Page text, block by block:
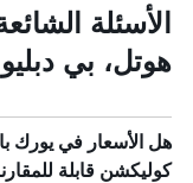
الأسئلة
هوتل، بي
هل الأسعار في يورك
كوليكشن قابلة للمقارنة بفنادق 3